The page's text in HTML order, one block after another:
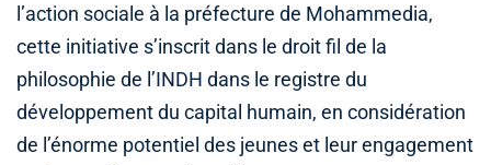
l’action sociale à la préfecture de Mohammedia,
cette initiative s’inscrit dans le droit fil de la
philosophie de l’INDH dans le registre du
développement du capital humain, en considération
de l’énorme potentiel des jeunes et leur engagement